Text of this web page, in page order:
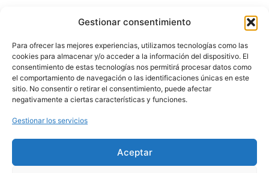
Gestionar consentimiento
Para ofrecer las mejores experiencias, utilizamos tecnologías como las
cookies para almacenar y/o acceder a la información del dispositivo. El
consentimiento de estas tecnologías nos permitirá procesar datos como
el comportamiento de navegación o las identificaciones únicas en este
sitio. No consentir o retirar el consentimiento, puede afectar
negativamente a ciertas características y funciones.
Gestionar los servicios
Aceptar
NO TE PIERDAS LO ÚLTIMO DEL CANAL
Haz clic en «Estoy de acuerdo» para
activar Youtube
POLÍTICA DE COOKIES